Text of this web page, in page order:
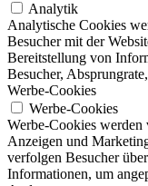
Analytik
Analytische Cookies
Besucher mit der
Bereitstellung von
Besucher,
Werbe-Cookies
Werbe-Cookies
Werbe-Cookies werden
Anzeigen und
verfolgen Besucher
Informationen, um